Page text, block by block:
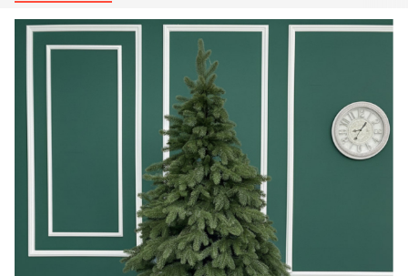
Код товару: LYB-1165-z
Написати відгук